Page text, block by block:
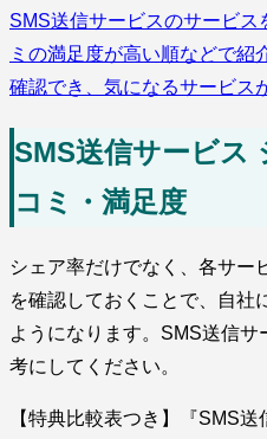
SMS送信サービスのサービス
ミの満足度が高い順などで紹
確認でき、気になるサービス
SMS送信サービス
コミ・満足度
シェア率だけでなく、各サー
を確認しておくことで、自社
ようになります。SMS送信
考にしてください。
【特典比較表つき】『SMS